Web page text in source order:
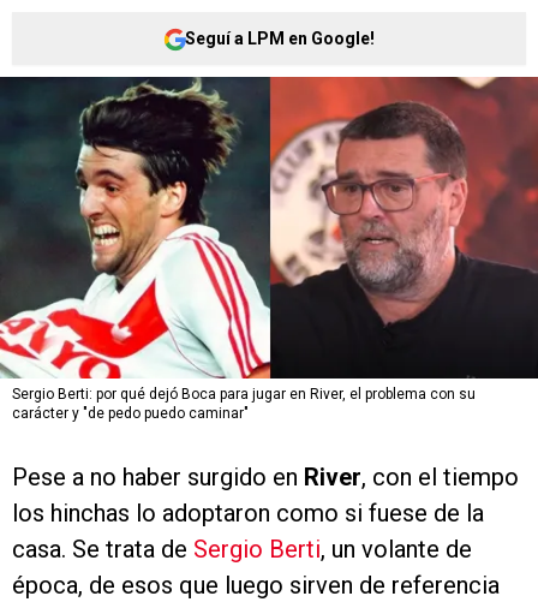
Seguí a LPM en Google!
Sergio Berti: por qué dejó Boca para jugar en River, el problema con su
carácter y "de pedo puedo caminar"
Pese a no haber surgido en River, con el tiempo
los hinchas lo adoptaron como si fuese de la
casa. Se trata de Sergio Berti, un volante de
época, de esos que luego sirven de referencia